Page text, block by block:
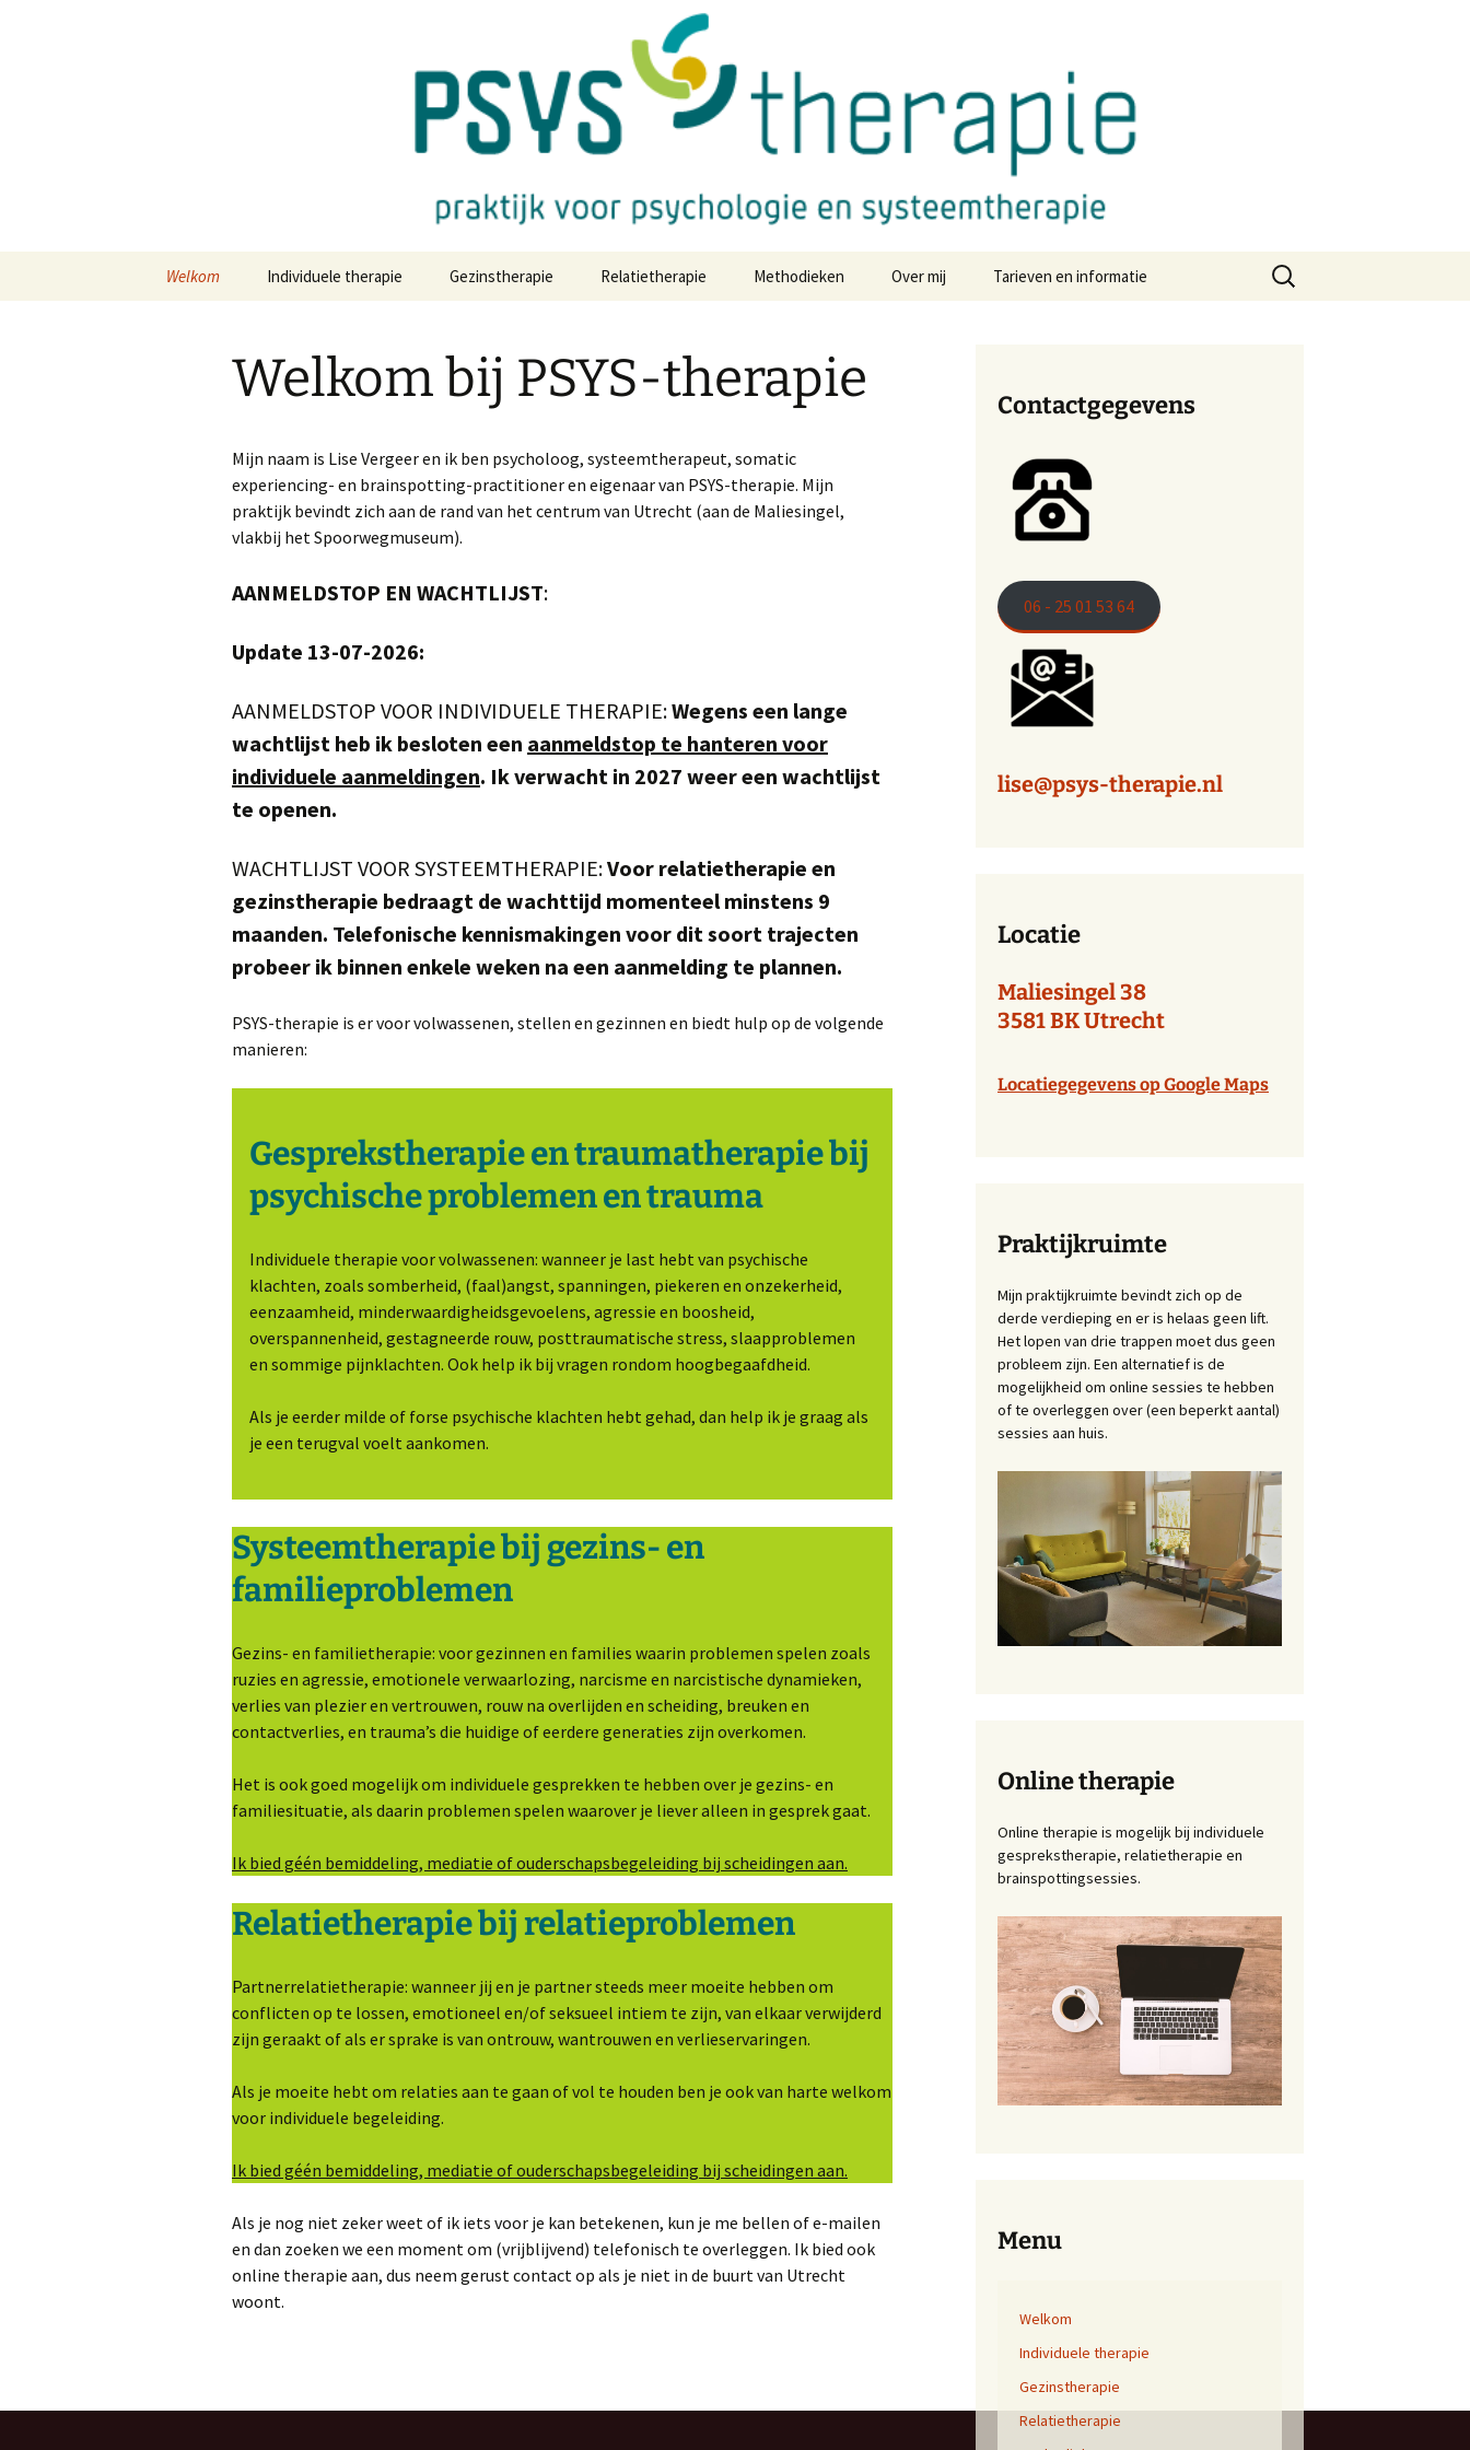
PSYS-therapie
Praktijk voor psychologie en systeemtherapie in het centrum van Utrecht
Welkom Individuele therapie Gezinstherapie Relatietherapie Methodieken Over mij Tarieven en informatie
Zoeken
naar:
Welkom bij PSYS-therapie
Mijn naam is Lise Vergeer en ik ben psycholoog, systeemtherapeut, somatic
experiencing- en brainspotting-practitioner en eigenaar van PSYS-therapie. Mijn
praktijk bevindt zich aan de rand van het centrum van Utrecht (aan de Maliesingel,
vlakbij het Spoorwegmuseum).
AANMELDSTOP EN WACHTLIJST:
Update 13-07-2026:
AANMELDSTOP VOOR INDIVIDUELE THERAPIE:Wegens een lange
wachtlijst heb ik besloten een aanmeldstop te hanteren voor
individuele aanmeldingen. Ik verwacht in 2027 weer een wachtlijst
te openen.
WACHTLIJST VOOR SYSTEEMTHERAPIE:Voor relatietherapie en
gezinstherapie bedraagt de wachttijd momenteel minstens 9
maanden. Telefonische kennismakingen voor dit soort trajecten
probeer ik binnen enkele weken na een aanmelding te plannen.
PSYS-therapie is er voor volwassenen, stellen en gezinnen en biedt hulp op de volgende
manieren:
Gesprekstherapie en traumatherapie bij
psychische problemen en trauma
Individuele therapie voor volwassenen: wanneer je last hebt van psychische
klachten, zoals somberheid, (faal)angst, spanningen, piekeren en onzekerheid,
eenzaamheid, minderwaardigheidsgevoelens, agressie en boosheid,
overspannenheid, gestagneerde rouw, posttraumatische stress, slaapproblemen
en sommige pijnklachten. Ook help ik bij vragen rondom hoogbegaafdheid.
Als je eerder milde of forse psychische klachten hebt gehad, dan help ik je graag als
je een terugval voelt aankomen.
Systeemtherapie bij gezins- en
familieproblemen
Gezins- en familietherapie: voor gezinnen en families waarin problemen spelen zoals
ruzies en agressie, emotionele verwaarlozing, narcisme en narcistische dynamieken,
verlies van plezier en vertrouwen, rouw na overlijden en scheiding, breuken en
contactverlies, en trauma’s die huidige of eerdere generaties zijn overkomen.
Het is ook goed mogelijk om individuele gesprekken te hebben over je gezins- en
familiesituatie, als daarin problemen spelen waarover je liever alleen in gesprek gaat.
Ik bied géén bemiddeling, mediatie of ouderschapsbegeleiding bij scheidingen aan.
Relatietherapie bij relatieproblemen
Partnerrelatietherapie: wanneer jij en je partner steeds meer moeite hebben om
conflicten op te lossen, emotioneel en/of seksueel intiem te zijn, van elkaar verwijderd
zijn geraakt of als er sprake is van ontrouw, wantrouwen en verlieservaringen.
Als je moeite hebt om relaties aan te gaan of vol te houden ben je ook van harte welkom
voor individuele begeleiding.
Ik bied géén bemiddeling, mediatie of ouderschapsbegeleiding bij scheidingen aan.
Als je nog niet zeker weet of ik iets voor je kan betekenen, kun je me bellen of e-mailen
en dan zoeken we een moment om (vrijblijvend) telefonisch te overleggen. Ik bied ook
online therapie aan, dus neem gerust contact op als je niet in de buurt van Utrecht
woont.
Contactgegevens
06 - 25 01 53 64
lise@psys-therapie.nl
Locatie
Maliesingel 38
3581 BK Utrecht
Locatiegegevens op Google Maps
Praktijkruimte
Mijn praktijkruimte bevindt zich op de
derde verdieping en er is helaas geen lift.
Het lopen van drie trappen moet dus geen
probleem zijn. Een alternatief is de
mogelijkheid om online sessies te hebben
of te overleggen over (een beperkt aantal)
sessies aan huis.
Online therapie
Online therapie is mogelijk bij individuele
gesprekstherapie, relatietherapie en
brainspottingsessies.
Menu
Welkom
Individuele therapie
Gezinstherapie
Relatietherapie